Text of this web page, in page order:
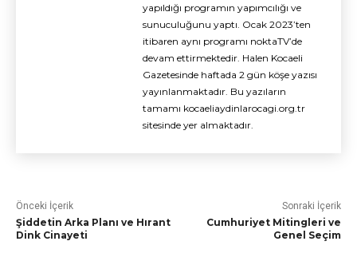
yapıldığı programın yapımcılığı ve
sunuculuğunu yaptı. Ocak 2023’ten
itibaren aynı programı noktaTV’de
devam ettirmektedir. Halen Kocaeli
Gazetesinde haftada 2 gün köşe yazısı
yayınlanmaktadır. Bu yazıların
tamamı kocaeliaydinlarocagi.org.tr
sitesinde yer almaktadır.
Önceki İçerik
Şiddetin Arka Planı ve Hırant
Dink Cinayeti
Sonraki İçerik
Cumhuriyet Mitingleri ve
Genel Seçim